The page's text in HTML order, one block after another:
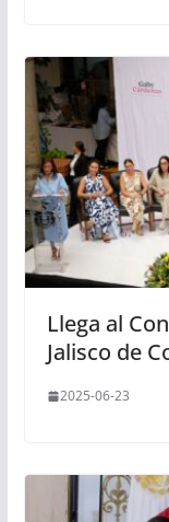
Llega al
Jalisco de
2025-06-23